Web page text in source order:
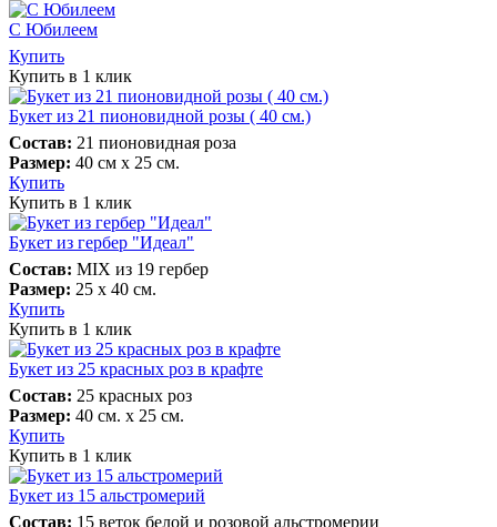
С Юбилеем
Купить
Купить в 1 клик
Букет из 21 пионовидной розы ( 40 см.)
Состав: 21 пионовидная роза
Размер: 40 см х 25 см.
Купить
Купить в 1 клик
Букет из гербер "Идеал"
Состав: MIX из 19 гербер
Размер: 25 х 40 см.
Купить
Купить в 1 клик
Букет из 25 красных роз в крафте
Состав: 25 красных роз
Размер: 40 см. х 25 см.
Купить
Купить в 1 клик
Букет из 15 альстромерий
Состав: 15 веток белой и розовой альстромерии